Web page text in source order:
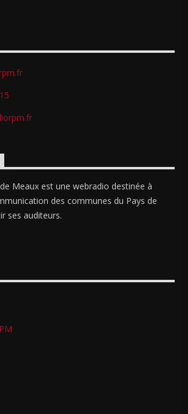
Meaux est une webradio destinée à
des communes du Pays de
ses auditeurs.